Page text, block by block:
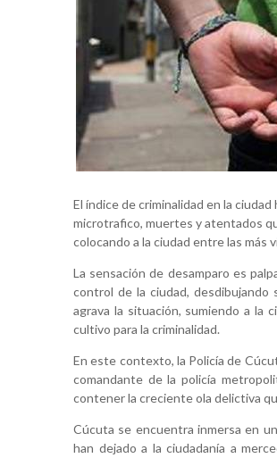
El índice de criminalidad en la
microtrafico, muertes y atentados
colocando a la ciudad entre las más
La sensación de desamparo es
control de la ciudad,
agrava la situación, sumiendo a la
cultivo para la criminalidad.
En este contexto, la Policía de
comandante de la policía
contener la creciente ola delictiva
Cúcuta se encuentra inmersa en
han dejado a la ciudadanía a